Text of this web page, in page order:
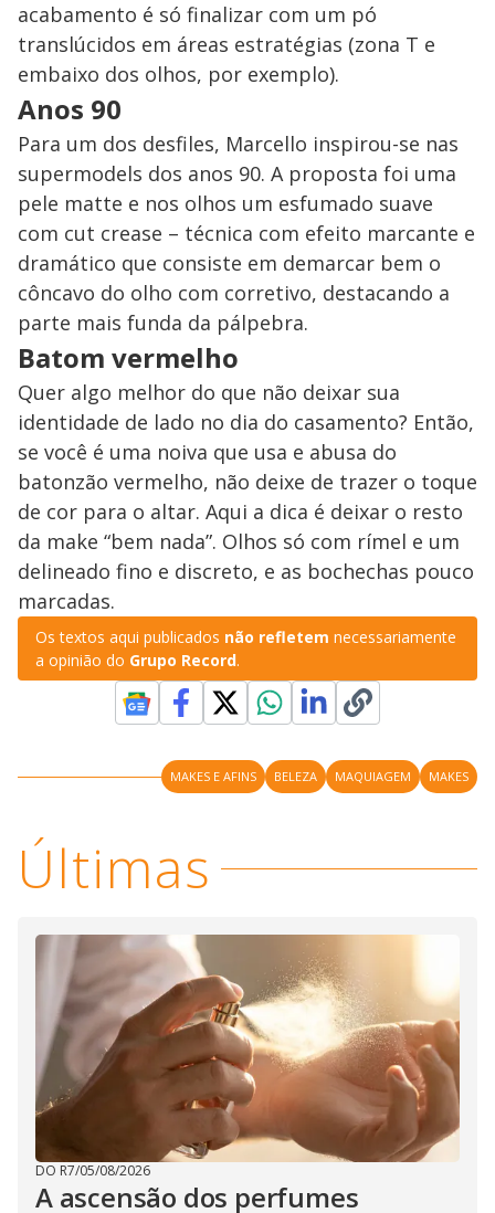
acabamento é só finalizar com um pó
translúcidos em áreas estratégias (zona T e
embaixo dos olhos, por exemplo).
Anos 90
Para um dos desfiles, Marcello inspirou-se nas
supermodels dos anos 90. A proposta foi uma
pele matte e nos olhos um esfumado suave
com cut crease – técnica com efeito marcante e
dramático que consiste em demarcar bem o
côncavo do olho com corretivo, destacando a
parte mais funda da pálpebra.
Batom vermelho
Quer algo melhor do que não deixar sua
identidade de lado no dia do casamento? Então,
se você é uma noiva que usa e abusa do
batonzão vermelho, não deixe de trazer o toque
de cor para o altar. Aqui a dica é deixar o resto
da make “bem nada”. Olhos só com rímel e um
delineado fino e discreto, e as bochechas pouco
marcadas.
Os textos aqui publicados não refletem necessariamente
a opinião do Grupo Record.
MAKES E AFINS BELEZA MAQUIAGEM MAKES
Últimas
DO R7/05/08/2026
A ascensão dos perfumes